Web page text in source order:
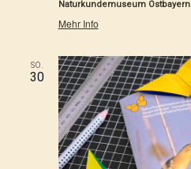
Naturkundemuseum Ostbayern
Mehr Info
SO.
30